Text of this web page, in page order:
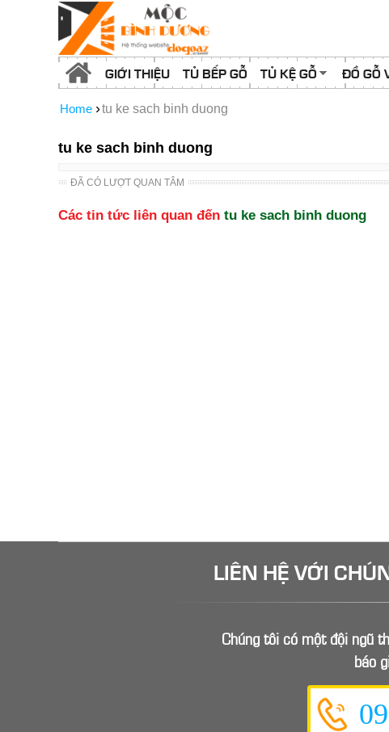
GIỚI THIỆU TỦ BẾP GỖ TỦ KỆ GỖ ĐỒ GỖ
Home ›tu ke sach binh duong
tu ke sach binh duong
ĐÃ CÓ LƯỢT QUAN TÂM
Các tin tức liên quan đến tu ke sach binh duong
LIÊN HỆ VỚI
Chúng tôi có một đội ngũ
báo